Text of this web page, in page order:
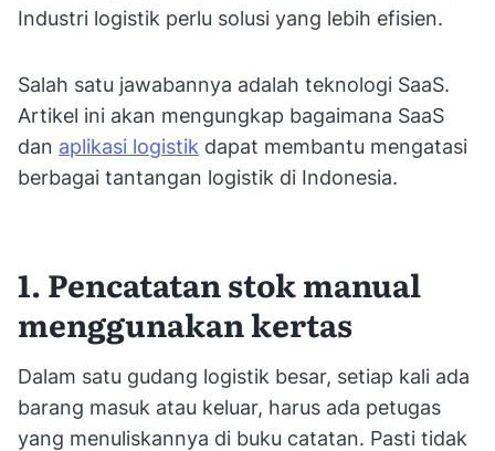
Industri logistik perlu solusi yang lebih efisien.
Salah satu jawabannya adalah teknologi SaaS.
Artikel ini akan mengungkap bagaimana SaaS
dan aplikasi logistik dapat membantu mengatasi
berbagai tantangan logistik di Indonesia.
1. Pencatatan stok manual
menggunakan kertas
Dalam satu gudang logistik besar, setiap kali ada
barang masuk atau keluar, harus ada petugas
yang menuliskannya di buku catatan. Pasti tidak